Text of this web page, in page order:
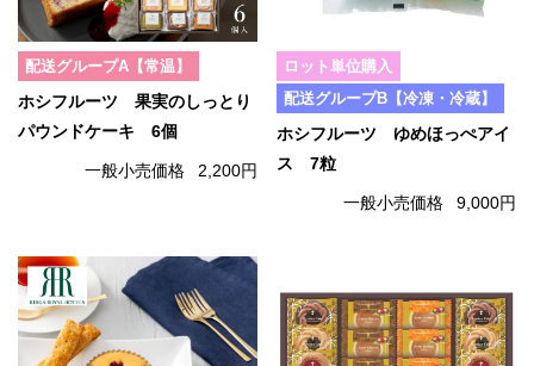
配送グループA【常温】
ホシフルーツ 果実のしっとり
パウンドケーキ 6個
一般小売価格 2,200円
ロット単位購入
配送グループB【冷凍・冷蔵】
ホシフルーツ ゆめほっぺアイ
ス 7粒
一般小売価格 9,000円